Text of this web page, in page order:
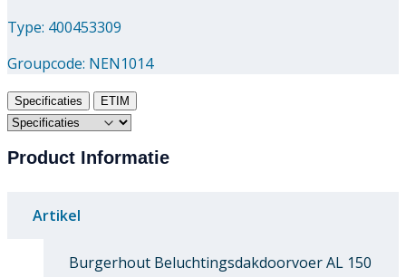
Type: 400453309
Groupcode: NEN1014
Specificaties ETIM
Product Informatie
Artikel
Burgerhout Beluchtingsdakdoorvoer AL 150